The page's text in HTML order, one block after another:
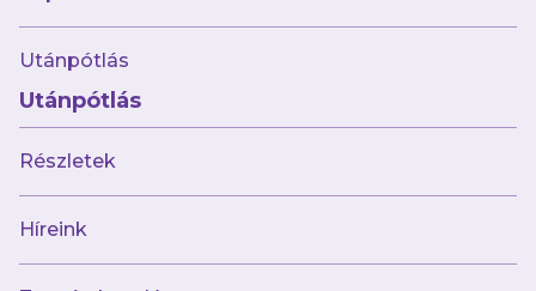
Utánpótlás
Utánpótlás
Részletek
Híreink
Múltunk
Történelmünk